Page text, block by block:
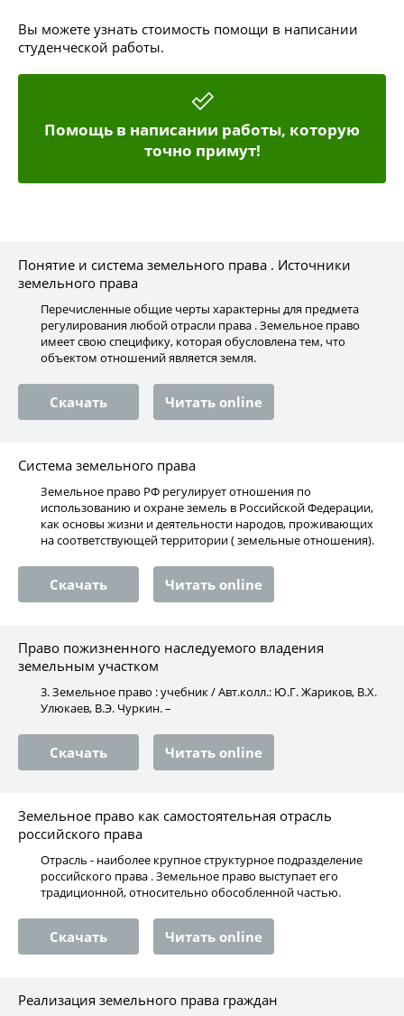
Вы можете узнать стоимость помощи в написании
студенческой работы.
Помощь в написании работы, которую
точно примут!
Понятие и система земельного права . Источники
земельного права
Перечисленные общие черты характерны для предмета
регулирования любой отрасли права . Земельное право
имеет свою специфику, которая обусловлена тем, что
объектом отношений является земля.
Скачать Читать online
Система земельного права
Земельное право РФ регулирует отношения по
использованию и охране земель в Российской Федерации,
как основы жизни и деятельности народов, проживающих
на соответствующей территории ( земельные отношения).
Скачать Читать online
Право пожизненного наследуемого владения
земельным участком
3. Земельное право : учебник / Авт.колл.: Ю.Г. Жариков, В.Х.
Улюкаев, В.Э. Чуркин. –
Скачать Читать online
Земельное право как самостоятельная отрасль
российского права
Отрасль - наиболее крупное структурное подразделение
российского права . Земельное право выступает его
традиционной, относительно обособленной частью.
Скачать Читать online
Реализация земельного права граждан